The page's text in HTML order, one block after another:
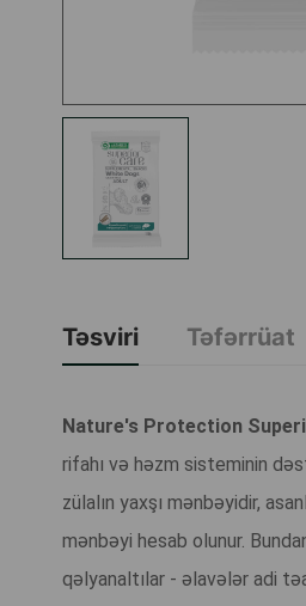
Təsviri Təfərrüat
Nature's Protection
rifahı və həzm sisteminin
zülalın yaxşı mənbəyidir,
mənbəyi hesab olunur.
qəlyanaltılar - əlavələr adi